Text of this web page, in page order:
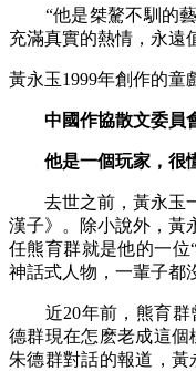
“他是桀驁不馴的藝
充滿真實的熱情，永遠
黃永玉1999年創作的童
中國作協散文委員會
他是一個玩家，很
去世之前，黃永玉一
漢子》。除小說外，黃
任熊育群就是他的一位
神話式人物，一輩子都
近20年前，熊育群
德群現在怎麽老成這
朱德群對話的報道，